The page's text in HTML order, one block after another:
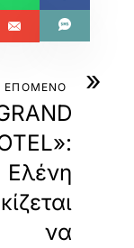
»
ΕΠΟΜΕΝΟ
Ελένη
να